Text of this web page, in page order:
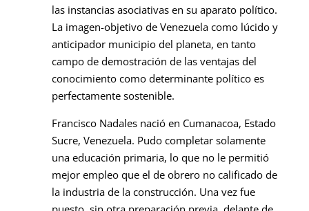
las instancias asociativas en su aparato político.
La imagen-objetivo de Venezuela como lúcido y
anticipador municipio del planeta, en tanto
campo de demostración de las ventajas del
conocimiento como determinante político es
perfectamente sostenible.
Francisco Nadales nació en Cumanacoa, Estado
Sucre, Venezuela. Pudo completar solamente
una educación primaria, lo que no le permitió
mejor empleo que el de obrero no calificado de
la industria de la construcción. Una vez fue